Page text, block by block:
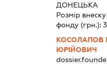
ДОНЕЦЬКА
Розмір
фонду (грн.):
КОСОЛАПОВ
ЮРІЙОВИЧ